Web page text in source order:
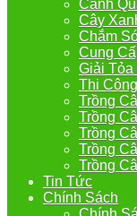
Cảnh
Cây
Chắm
Cung
Giải
Thi
Trồng
Trồng
Trồng
Trồng
Trồng
Tin Tức
Chính Sách